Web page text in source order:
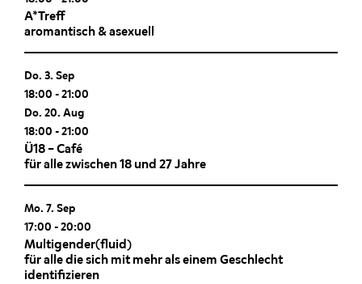
A*Treff
aromantisch & asexuell
Do. 3. Sep
18:00 -21:00
Do. 20. Aug
18:00 -21:00
Ü18 – Café
für alle zwischen 18 und 27 Jahre
Mo. 7. Sep
17:00 -20:00
Multigender(fluid)
für alle die sich mit mehr als einem Geschlecht
identifizieren